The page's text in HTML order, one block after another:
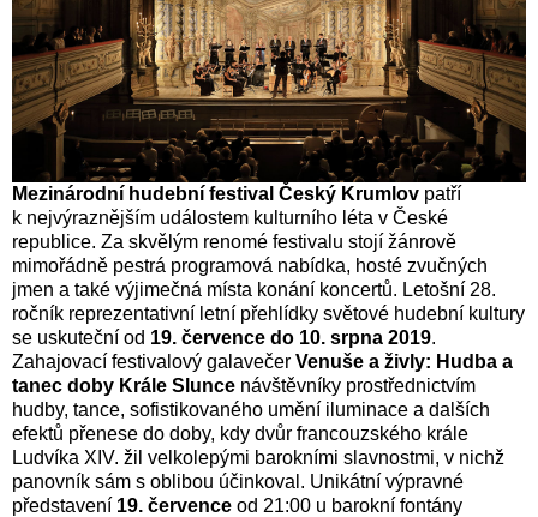
Mezinárodní hudební festival Český Krumlov patří
k nejvýraznějším událostem kulturního léta v České
republice. Za skvělým renomé festivalu stojí žánrově
mimořádně pestrá programová nabídka, hosté zvučných
jmen a také výjimečná místa konání koncertů. Letošní 28.
ročník reprezentativní letní přehlídky světové hudební kultury
se uskuteční od 19. července do 10. srpna 2019.
Zahajovací festivalový galavečer Venuše a živly: Hudba a
tanec doby Krále Slunce návštěvníky prostřednictvím
hudby, tance, sofistikovaného umění iluminace a dalších
efektů přenese do doby, kdy dvůr francouzského krále
Ludvíka XIV. žil velkolepými barokními slavnostmi, v nichž
panovník sám s oblibou účinkoval. Unikátní výpravné
představení 19. července od 21:00 u barokní fontány